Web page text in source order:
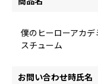
僕のヒーローアカ
スチューム
お問い合わせ時氏名